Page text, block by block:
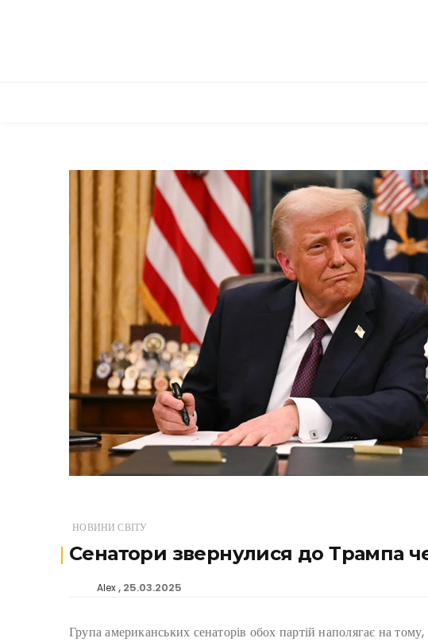
НОВИНИ СВІТУ
Сенатори звернулися до Трампа
Alex 25.03.2025
Група американських сенаторів обох партій наполягає на